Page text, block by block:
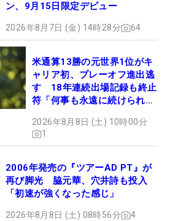
ン、9月15日限定デビュー
2026年8月7日 (金) 14時28分 64
米通算13勝の元世界1位がキ
ャリア初、プレーオフ進出逃
す 18年連続出場記録も終止
符「何事も永遠に続けられな
2026年8月8日 (土) 10時00分
1
2006年発売の『ツアーAD PT』が
再び脚光 脇元華、穴井詩も投入
「初速が強くなった感じ」
2026年8月8日 (土) 08時56分 4